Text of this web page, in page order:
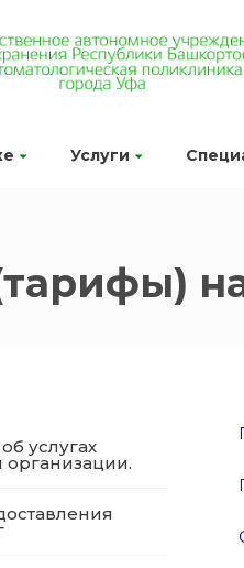
Услуги
услугах